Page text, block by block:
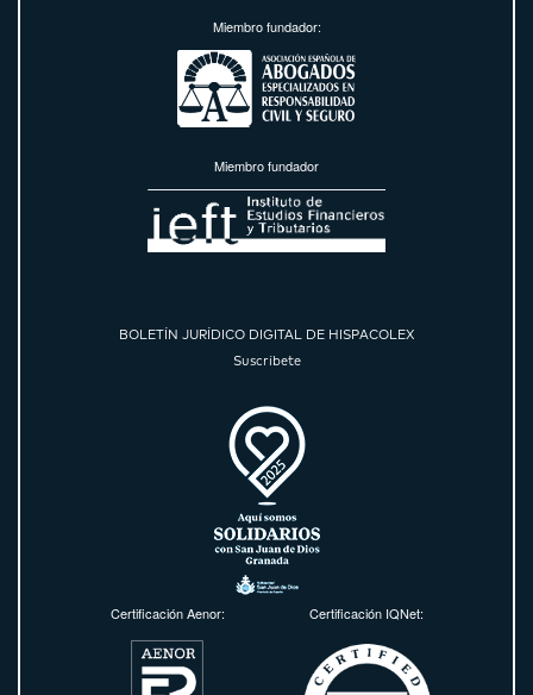
Miembro fundador:
Miembro fundador
BOLETÍN JURÍDICO DIGITAL DE HISPACOLEX
Suscríbete
Certificación Aenor: Certificación IQNet: